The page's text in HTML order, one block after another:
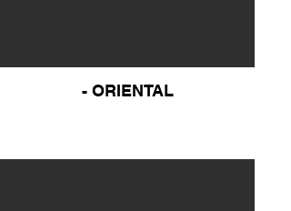
- ORIENTAL